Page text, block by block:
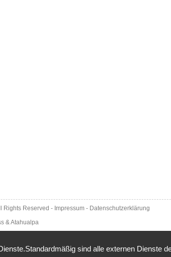
Rights Reserved - Impressum- Datenschutzerklärung
&Atahualpa
sind alle externen Dienste